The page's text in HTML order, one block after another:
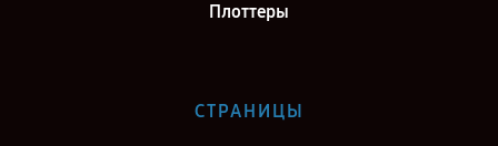
Плоттеры
СТРАНИЦЫ